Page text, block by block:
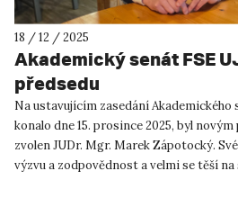
18 / 12 / 2025
Akademický senát FSE
předsedu
Na ustavujícím zasedání Akademického
konalo dne 15. prosince 2025, byl novým
zvolen JUDr. Mgr. Marek Zápotocký.
výzvu a zodpovědnost a velmi se těší na